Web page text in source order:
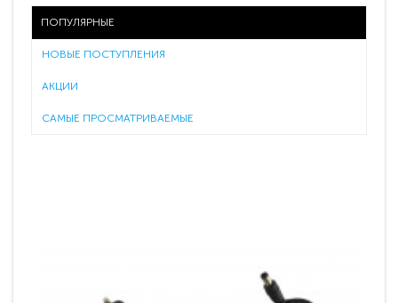
ПОПУЛЯРНЫЕ
НОВЫЕ ПОСТУПЛЕНИЯ
АКЦИИ
САМЫЕ ПРОСМАТРИВАЕМЫЕ